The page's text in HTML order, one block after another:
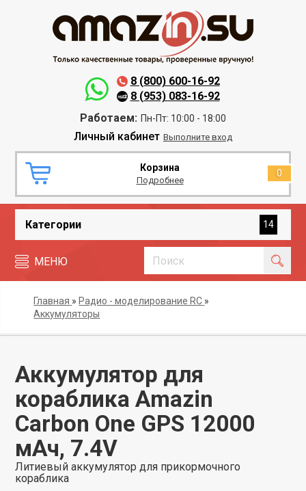
8 (800) 600-16-92
8 (953) 083-16-92
Работаем: Пн-Пт: 10:00 - 18:00
Личный кабинет Выполните вход
Корзина
Подробнее
0
Категории 14
МЕНЮ
Главная » Радио - моделирование RC »
Аккумуляторы
Аккумулятор для
кораблика Amazin
Carbon One GPS 12000
мАч, 7.4V
Литиевый аккумулятор для прикормочного
кораблика